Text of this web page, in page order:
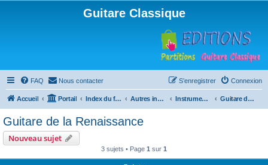
Guitare Classique
FAQ Nous contacter Connexion
S’enregistrer
Accueil Portail Index du forum Autres instruments à cordes pincées, ou styles Instruments anciens Guitare de la Renaissance
Guitare de la Renaissance
Nouveau sujet
3 sujets • Page 1 sur 1